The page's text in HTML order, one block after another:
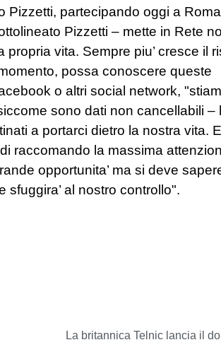
Pizzetti, partecipando oggi a
Pizzetti – mette in Rete
vita. Sempre piu’ cresce il
possa conoscere queste
o altri social network,
sono dati non cancellabili –
a portarci dietro la nostra vita.
raccomando la massima
opportunita’ ma si deve
sfuggira’ al nostro controllo".
La britannica Telnic lancia il